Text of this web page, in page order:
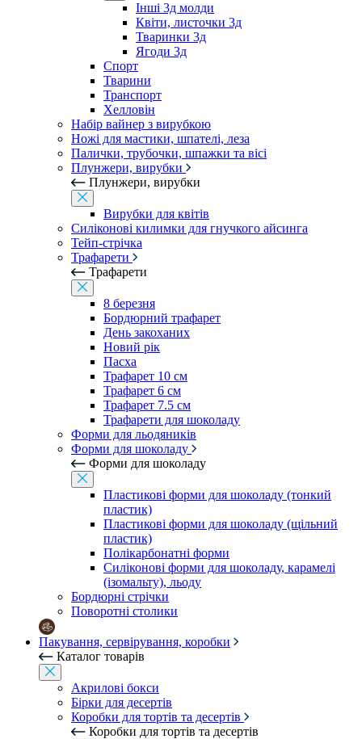
Інші 3д молди
Квіти, листочки 3д
Тваринки 3д
Ягоди 3д
Спорт
Тварини
Транспорт
Хелловін
Набір вайнер з вирубкою
Ножі для мастики, шпателі, леза
Палички, трубочки, шпажки та вісі
Плунжери, вирубки
Плунжери, вирубки
Вирубки для квітів
Силіконові килимки для гнучкого айсинга
Тейп-стрічка
Трафарети
Трафарети
8 березня
Бордюрний трафарет
День закоханих
Новий рік
Пасха
Трафарет 10 см
Трафарет 6 см
Трафарет 7.5 см
Трафарети для шоколаду
Форми для льодяників
Форми для шоколаду
Форми для шоколаду
Пластикові форми для шоколаду (тонкий
пластик)
Пластикові форми для шоколаду (щільний
пластик)
Полікарбонатні форми
Силіконові форми для шоколаду, карамелі
(ізомальту), льоду
Бордюрні стрічки
Поворотні столики
Пакування, сервірування, коробки
Каталог товарів
Акрилові бокси
Бірки для десертів
Коробки для тортів та десертів
Коробки для тортів та десертів